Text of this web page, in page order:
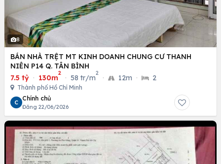
8
BÁN NHÀ TRỆT MT KINH DOANH CHUNG CƯ THANH
NIÊN P14 Q. TÂN BÌNH
7.5 tỷ · 130m
2
· 58 tr/m
2
· 12m · 2
Thành phố Hồ Chí Minh
C
Chính chủ
Đăng 22/06/2026